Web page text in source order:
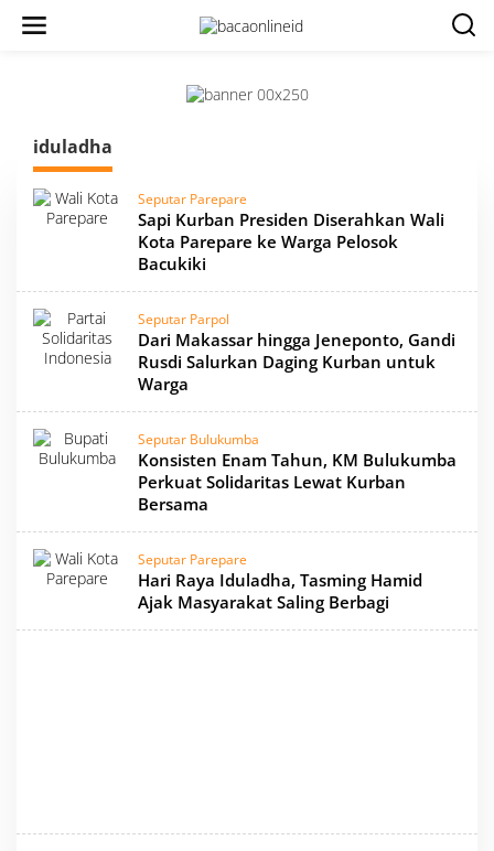
iduladha
Seputar Parepare
Sapi Kurban Presiden Diserahkan Wali
Kota Parepare ke Warga Pelosok
Bacukiki
Seputar Parpol
Dari Makassar hingga Jeneponto, Gandi
Rusdi Salurkan Daging Kurban untuk
Warga
Seputar Bulukumba
Konsisten Enam Tahun, KM Bulukumba
Perkuat Solidaritas Lewat Kurban
Bersama
Seputar Parepare
Hari Raya Iduladha, Tasming Hamid
Ajak Masyarakat Saling Berbagi